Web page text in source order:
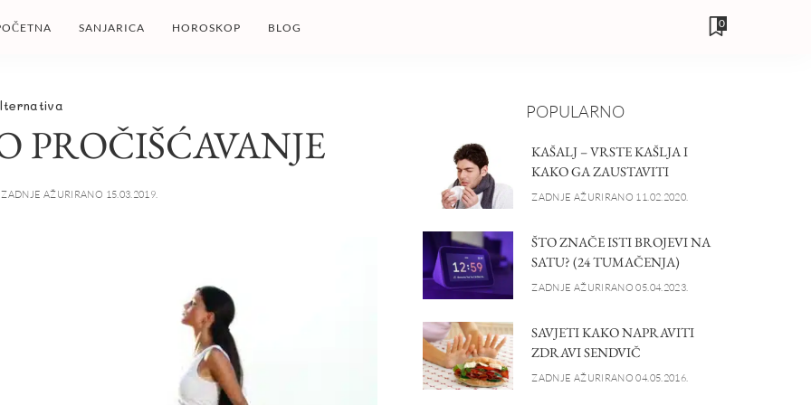
SANJARICA HOROSKOP BLOG 0
ZADNJE AŽURIRANO 15.03.2019.
POPULARNO
KAŠALJ – VRSTE KAŠLJA I
KAKO GA ZAUSTAVITI
ZADNJE AŽURIRANO 11.02.2020.
ŠTO ZNAČE ISTI BROJEVI NA
SATU? (24 TUMAČENJA)
ZADNJE AŽURIRANO 05.04.2023.
SAVJETI KAKO NAPRAVITI
ZDRAVI SENDVIČ
ZADNJE AŽURIRANO 04.05.2016.